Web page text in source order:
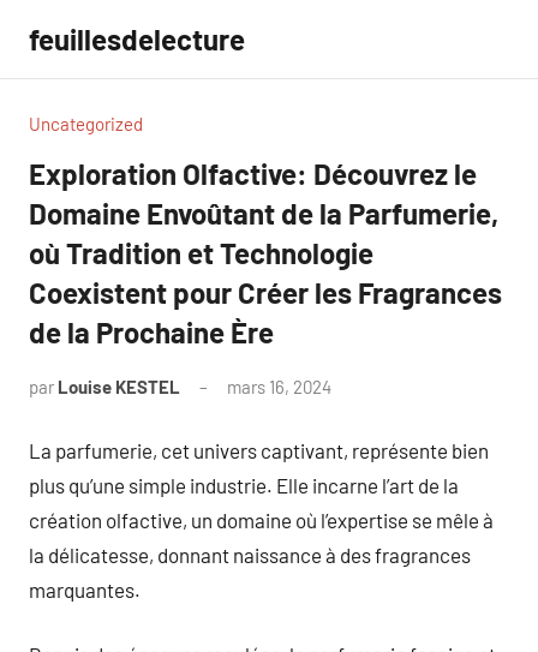
contenu
feuillesdelecture
Uncategorized
Exploration Olfactive: Découvrez le
Domaine Envoûtant de la Parfumerie,
où Tradition et Technologie
Coexistent pour Créer les Fragrances
de la Prochaine Ère
par Louise KESTEL mars 16, 2024
La parfumerie, cet univers captivant, représente bien
plus qu’une simple industrie. Elle incarne l’art de la
création olfactive, un domaine où l’expertise se mêle à
la délicatesse, donnant naissance à des fragrances
marquantes.